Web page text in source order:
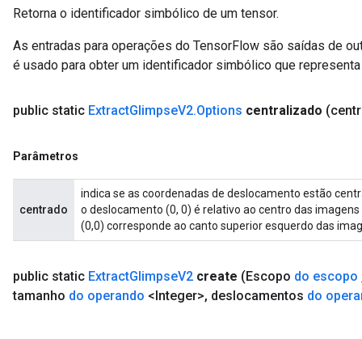
Retorna o identificador simbólico de um tensor.
As entradas para operações do TensorFlow são saídas de
é usado para obter um identificador simbólico que
public static ExtractGlimpseV2.Options centralizado
Parâmetros
centrado
indica se as coordenadas de deslocamento estão
o deslocamento (0, 0) é relativo ao centro das
(0,0) corresponde ao canto superior esquerdo das
public static ExtractGlimpseV2 create (Escopo do escopo
tamanho do operando <Integer>, deslocamentos do